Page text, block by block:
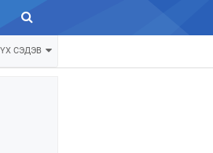
ЗУРХАЙ
СЭДЭВ